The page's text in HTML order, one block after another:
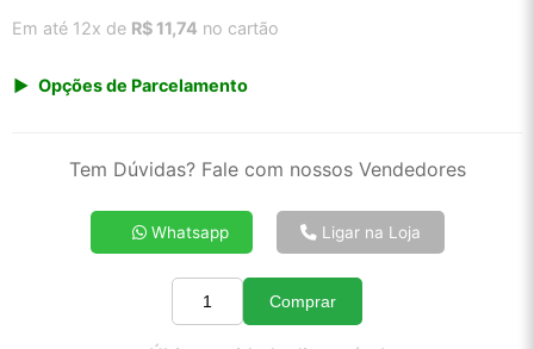
Em até 12x de R$ 11,74 no cartão
Opções de Parcelamento
2x de R$ 65,69
4x de R$ 33,32
5x de R$ 26,84
Tem Dúvidas? Fale com nossos Vendedores
Whatsapp Ligar na Loja
Quantidade
Comprar